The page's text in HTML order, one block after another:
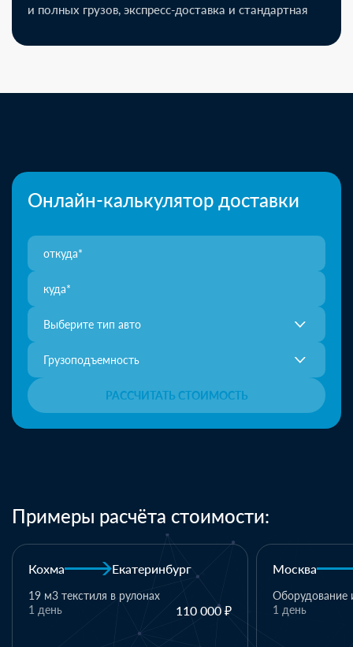
и полных грузов, экспресс-доставка и стандартная
Онлайн-калькулятор доставки
Выберите тип авто
Грузоподъемность
РАССЧИТАТЬ СТОИМОСТЬ
Примеры расчёта стоимости:
Москва Казань
Оборудование и комплектующие
110 000 ₽
Казань